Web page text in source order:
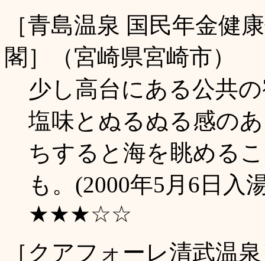
［青島温泉 国民年金健
閣］（宮崎県宮崎市）
少し高台にある公共
塩味とぬるぬる感の
ちすると海を眺める
も。(2000年5月6日入
★★★☆☆
［クアフォーレ清武温